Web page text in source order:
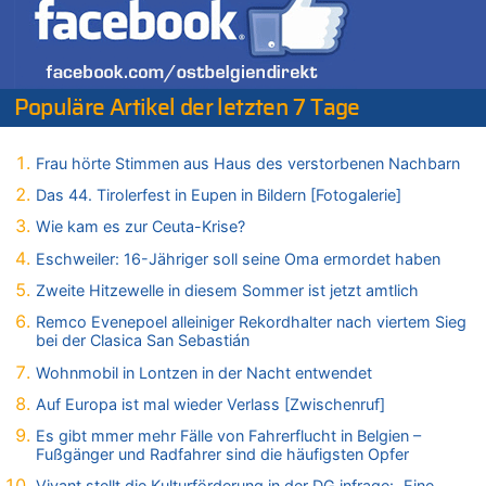
Zweite Hitzewelle in diesem Sommer ist jetzt amtlich
06.08.2026 - 14:57 von Hugo Egon Bernhard von Sinnen zu
Zweite Hitzewelle in diesem Sommer ist jetzt amtlich
06.08.2026 - 14:51 von Ostbelgien Direkt zu
Zurück an den Rhein: Hendrich wechselt zum 1. FC Köln
06.08.2026 - 14:46 von Hugo Egon Bernhard von Sinnen zu
06.08.2026 - 14:44 von Coralie zu
Zweite Hitzewelle in diesem Sommer ist jetzt amtlich
06.08.2026 - 14:41 von Coralie zu
Zweite Hitzewelle in diesem Sommer ist jetzt amtlich
06.08.2026 - 14:26 von Hugo Egon Bernhard von Sinnen zu
Zweite Hitzewelle in diesem Sommer ist jetzt amtlich
06.08.2026 - 14:11 von Dax zu
06.08.2026 - 14:11 von Wolfgang zu
Zurück an den Rhein: Hendrich wechselt zum 1. FC Köln
Populäre Artikel der letzten 7 Tage
Frau hörte Stimmen aus Haus des verstorbenen Nachbarn
Das 44. Tirolerfest in Eupen in Bildern [Fotogalerie]
Wie kam es zur Ceuta-Krise?
Eschweiler: 16-Jähriger soll seine Oma ermordet haben
Zweite Hitzewelle in diesem Sommer ist jetzt amtlich
Remco Evenepoel alleiniger Rekordhalter nach viertem Sieg
bei der Clasica San Sebastián
Wohnmobil in Lontzen in der Nacht entwendet
Auf Europa ist mal wieder Verlass [Zwischenruf]
Es gibt mmer mehr Fälle von Fahrerflucht in Belgien –
Fußgänger und Radfahrer sind die häufigsten Opfer